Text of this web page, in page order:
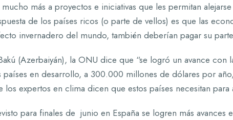
más a proyectos e iniciativas que les permitan
de los países ricos (o parte de vellos) es que las
invernadero del mundo, también deberían pagar su
(Azerbaiyán), la ONU dice que “se logró un avance
en desarrollo, a 300.000 millones de dólares por
expertos en clima dicen que estos países necesitan para
para finales de junio en España se logren más avances